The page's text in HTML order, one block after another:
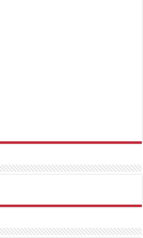
TipobetMatadorbetMariobet